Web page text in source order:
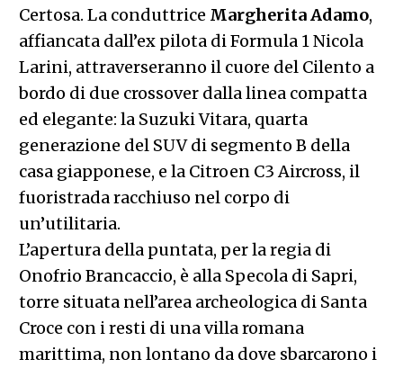
Certosa. La conduttrice MargheritaAdamo,
affiancata dall’ex pilota di Formula 1 Nicola
Larini, attraverseranno il cuore del Cilento a
bordo di due crossover dalla linea compatta
ed elegante: la Suzuki Vitara, quarta
generazione del SUV di segmento B della
casa giapponese, e la Citroen C3 Aircross, il
fuoristrada racchiuso nel corpo di
un’utilitaria.
L’apertura della puntata, per la regia di
Onofrio Brancaccio, è alla Specola di Sapri,
torre situata nell’area archeologica di Santa
Croce con i resti di una villa romana
marittima, non lontano da dove sbarcarono i